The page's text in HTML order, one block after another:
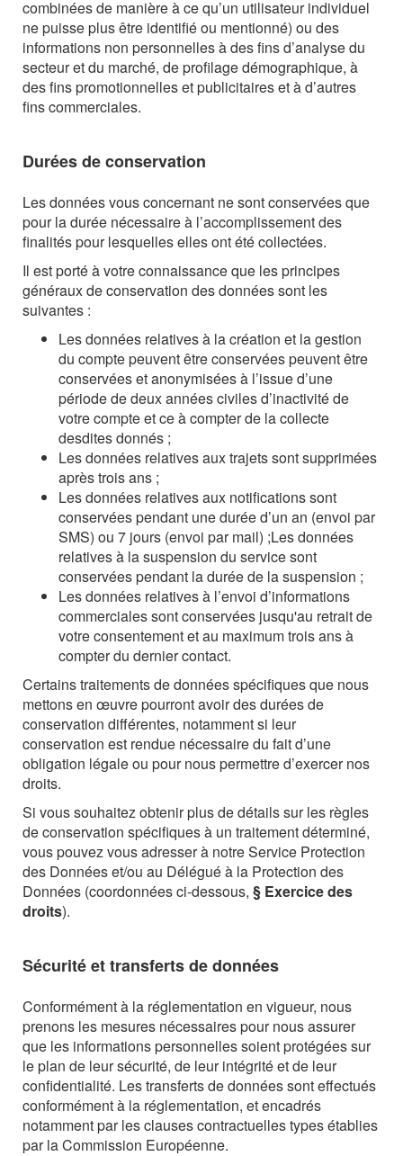
combinées de manière à ce qu’un utilisateur individuel
ne puisse plus être identifié ou mentionné) ou des
informations non personnelles à des fins d’analyse du
secteur et du marché, de profilage démographique, à
des fins promotionnelles et publicitaires et à d’autres
fins commerciales.
Durées de conservation
Les données vous concernant ne sont conservées que
pour la durée nécessaire à l’accomplissement des
finalités pour lesquelles elles ont été collectées.
Il est porté à votre connaissance que les principes
généraux de conservation des données sont les
suivantes :
Les données relatives à la création et la gestion
du compte peuvent être conservées peuvent être
conservées et anonymisées à l’issue d’une
période de deux années civiles d’inactivité de
votre compte et ce à compter de la collecte
desdites donnés ;
Les données relatives aux trajets sont supprimées
après trois ans ;
Les données relatives aux notifications sont
conservées pendant une durée d’un an (envoi par
SMS) ou 7 jours (envoi par mail) ;Les données
relatives à la suspension du service sont
conservées pendant la durée de la suspension ;
Les données relatives à l’envoi d’informations
commerciales sont conservées jusqu'au retrait de
votre consentement et au maximum trois ans à
compter du dernier contact.
Certains traitements de données spécifiques que nous
mettons en œuvre pourront avoir des durées de
conservation différentes, notamment si leur
conservation est rendue nécessaire du fait d’une
obligation légale ou pour nous permettre d’exercer nos
droits.
Si vous souhaitez obtenir plus de détails sur les règles
de conservation spécifiques à un traitement déterminé,
vous pouvez vous adresser à notre Service Protection
des Données et/ou au Délégué à la Protection des
Données (coordonnées ci-dessous, § Exercice des
droits).
Sécurité et transferts de données
Conformément à la réglementation en vigueur, nous
prenons les mesures nécessaires pour nous assurer
que les informations personnelles soient protégées sur
le plan de leur sécurité, de leur intégrité et de leur
confidentialité. Les transferts de données sont effectués
conformément à la réglementation, et encadrés
notamment par les clauses contractuelles types établies
par la Commission Européenne.